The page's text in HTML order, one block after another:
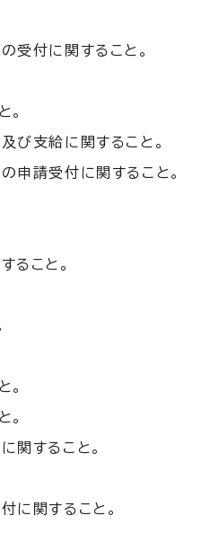
受付に関すること。
。
び支給に関すること。
申請受付に関すること。
ること。
。
。
関すること。
に関すること。